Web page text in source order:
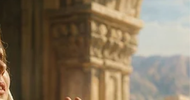
Reflexões Católicas
A Eucaristia: o Mistério dos
Mistérios e o coração da vida
cristã
INTRODUÇÃO Desde os tempos antigos, o